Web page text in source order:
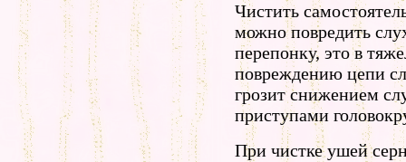
Чистить
можно повредить
перепонку, это в
повреждению цепи
грозит снижением
приступами
При чистке ушей